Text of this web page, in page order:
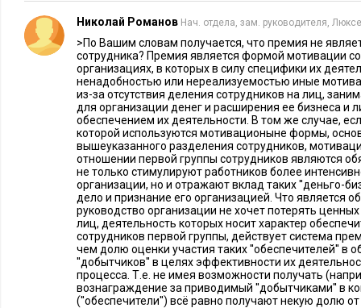
Николай Романов Нач. отдела, зам. руководителя,
>По Вашим словам получается, что премия не
сотрудника? Премия является формой мотивации
организациях, в которых в силу специфики их
ненадобностью или нереализуемостью иные
из-за отсутствия деления сотрудников на лиц,
для организации денег и расширения ее бизнеса и
обеспечением их деятельности. В том же случае,
которой используются мотивационыне формы,
вышеуказанного разделения сотрудников,
отношении первой группы сотрудников являются
не только стимулируют работников более
организации, но и отражают вклад таких ''деньго-
дело и признание его организацией. Что является
руководство организации не хочет потерять
лиц, деятельность которых носит характер
сотрудников первой группы, действует система
чем долю оценки участия таких ''обеспечителей'' в
''добытчиков'' в целях эффективности их
процесса. Т.е. не имея возможности получать
вознаграждение за приводимый ''добытчиками'' в
(''обеспечители'') всё равно получают некую долю от